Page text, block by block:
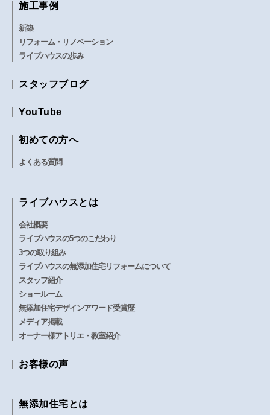
施工事例
新築
リフォーム・リノベーション
ライブハウスの歩み
スタッフブログ
YouTube
初めての方へ
よくある質問
ライブハウスとは
会社概要
ライブハウスの5つのこだわり
3つの取り組み
ライブハウスの無添加住宅リフォームについて
スタッフ紹介
ショールーム
無添加住宅デザインアワード受賞歴
メディア掲載
オーナー様アトリエ・教室紹介
お客様の声
無添加住宅とは